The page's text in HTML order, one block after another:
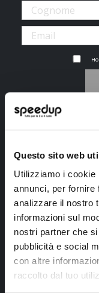
Questo sito web
Utilizziamo i cookie
annunci, per fornire
analizzare il nostro
informazioni sul
nostri partner che
pubblicità e social
con altre
raccolto dal tuo
Segui
SpeedUp.it